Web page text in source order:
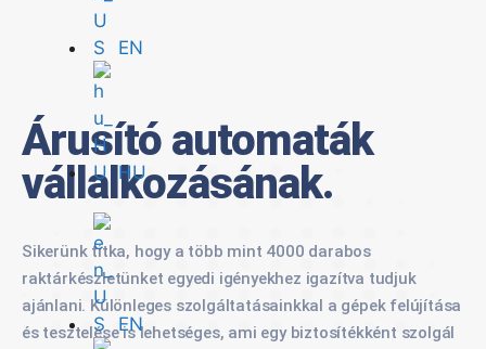
EN
HU
EN
Árusító automaták
vállalkozásának.
Sikerünk titka, hogy a több mint 4000 darabos
raktárkészletünket egyedi igényekhez igazítva tudjuk
ajánlani. Különleges szolgáltatásainkkal a gépek felújítása
és tesztelése is lehetséges, ami egy biztosítékként szolgál